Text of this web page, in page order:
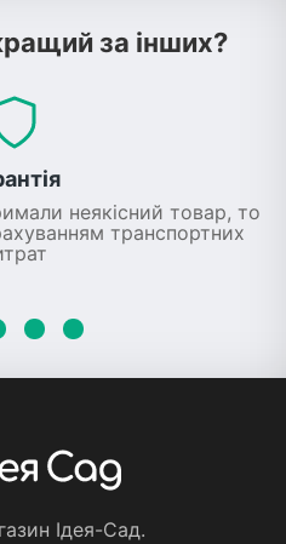
за інших?
неякісний товар, то
транспортних
Iдея-Сад.